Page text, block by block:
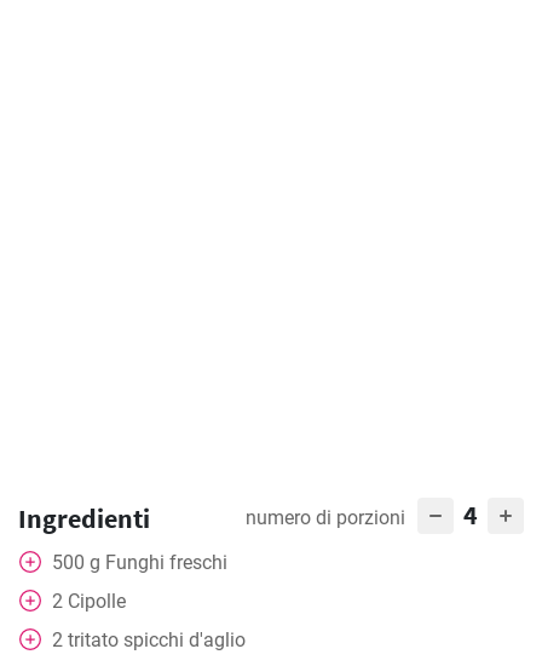
Ingredienti numero di porzioni 4
500 g Funghi freschi
2 Cipolle
2 tritato spicchi d'aglio